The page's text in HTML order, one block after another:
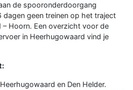
de spooronderdoorgang
dagen geen treinen op het traject
– Hoorn. Een overzicht voor de
in Heerhugowaard vind je
en Den Helder.